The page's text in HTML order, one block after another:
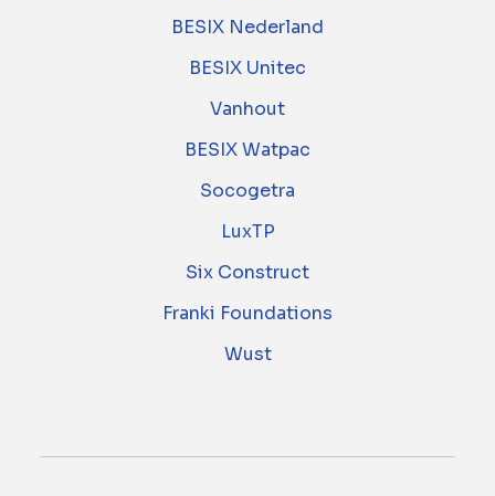
BESIX Nederland
BESIX Unitec
Vanhout
BESIX Watpac
Socogetra
LuxTP
Six Construct
Franki Foundations
Wust